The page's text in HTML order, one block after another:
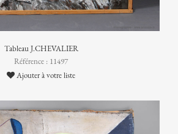
Tableau J.CHEVALIER
Référence : 11497
Ajouter à votre liste